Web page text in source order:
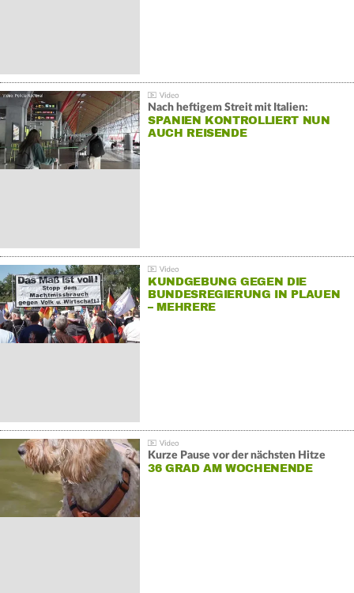
Nach heftigem Streit mit Italien:
SPANIEN KONTROLLIERT NUN
AUCH REISENDE
KUNDGEBUNG GEGEN DIE
BUNDESREGIERUNG IN PLAUEN
– MEHRERE
Kurze Pause vor der nächsten Hitze
36 GRAD AM WOCHENENDE